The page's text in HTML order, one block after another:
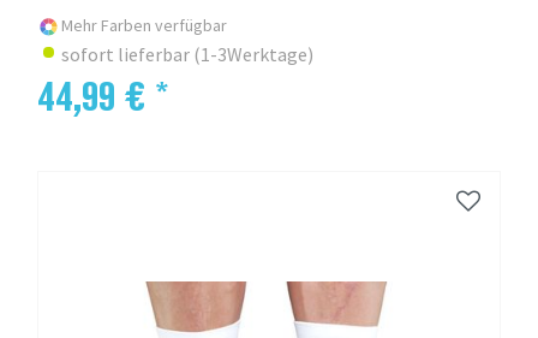
Mehr Farben verfügbar
sofort lieferbar (1-3Werktage)
44,99 € *